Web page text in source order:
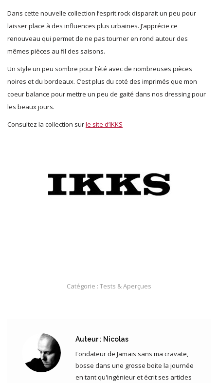
Dans cette nouvelle collection l’esprit rock disparait un peu pour
laisser place à des influences plus urbaines. J’apprécie ce
renouveau qui permet de ne pas tourner en rond autour des
mêmes pièces au fil des saisons.
Un style un peu sombre pour l’été avec de nombreuses pièces
noires et du bordeaux. C’est plus du coté des imprimés que mon
coeur balance pour mettre un peu de gaité dans nos dressing pour
les beaux jours.
Consultez la collection surle site d’IKKS
Catégorie : Tests & Aperçues
Auteur : Nicolas
Fondateur de Jamais sans ma cravate,
bosse dans une grosse boite la journée
en tant qu'ingénieur et écrit ses articles